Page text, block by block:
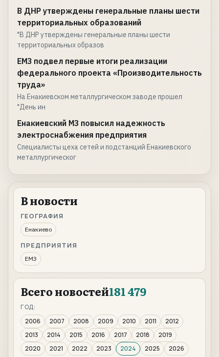
В ДНР утверждены генеральные планы шести
территориальных образований
"В ДНР утверждены генеральные планы шести
территориальных образов
ЕМЗ подвел первые итоги реализации
федерального проекта «Производительность
труда»
На Енакиевском металлургическом заводе прошел
"День ин
Енакиевский МЗ повысил надежность
электроснабжения предприятия
Специалисты цеха сетей и подстанций Енакиевского
металлургическог
В новости
ГЕОГРАФИЯ
Енакиево
ПРЕДПРИЯТИЯ
ЕМЗ
Всего новостей181 479
ГОД:
2006
2007 2008 2009 2010 2011
2012
2013
2014 2015 2016 2017 2018
2019
2020
2021 2022 2023 2024 2025
2026